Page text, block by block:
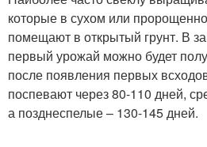
которые в сухом или
помещают в открытый грунт. В
первый урожай можно будет
после появления первых
поспевают через 80-110 дней,
а позднеспелые – 130-145 дней.